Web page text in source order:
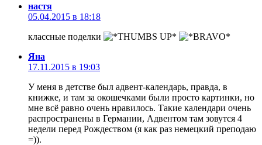
настя
05.04.2015 в 18:18
классные поделки
Яна
17.11.2015 в 19:03
У меня в детстве был адвент-календарь, правда, в
книжке, и там за окошечками были просто картинки, но
мне всё равно очень нравилось. Такие календари очень
распространены в Германии, Адвентом там зовутся 4
недели перед Рождеством (я как раз немецкий преподаю
=)).